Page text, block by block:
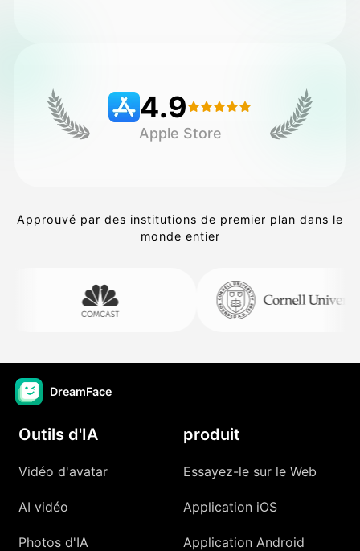
4.9
Apple Store
Approuvé par des institutions de premier plan dans le
monde entier
DreamFace
Outils d'IA
Vidéo d'avatar
AI vidéo
Photos d'IA
produit
Essayez-le sur le Web
Application iOS
Application Android